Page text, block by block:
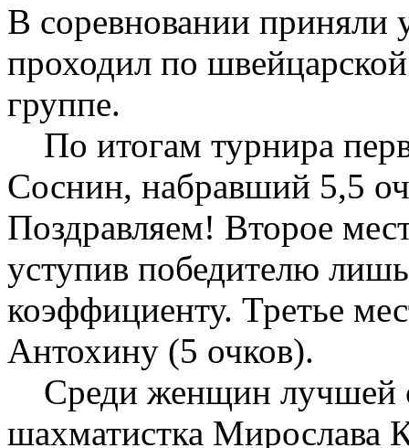
В соревновании приняли
проходил по
группе.
По итогам турнира
Соснин, набравший 5,5
Поздравляем! Второе
уступив победителю
коэффициенту. Третье
Антохину (5 очков).
Среди женщин лучшей
шахматистка Мирослава